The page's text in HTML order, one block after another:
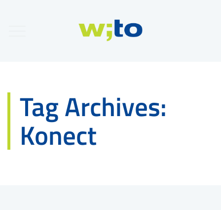
Tag Archives:
Konect